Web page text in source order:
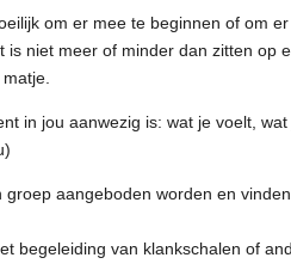
om er mee te beginnen of om
niet meer of minder dan zitten op
in jou aanwezig is: wat je voelt,
aangeboden worden en
begeleiding van klankschalen of